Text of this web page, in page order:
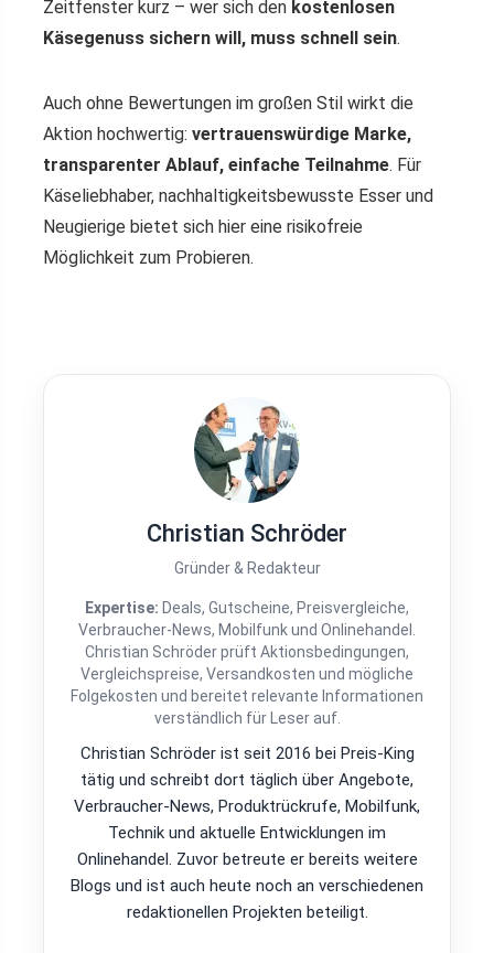
Zeitfenster kurz – wer sich den kostenlosen
Käsegenuss sichern will, muss schnell sein.
Auch ohne Bewertungen im großen Stil wirkt die
Aktion hochwertig: vertrauenswürdige Marke,
transparenter Ablauf, einfache Teilnahme. Für
Käseliebhaber, nachhaltigkeitsbewusste Esser und
Neugierige bietet sich hier eine risikofreie
Möglichkeit zum Probieren.
Christian Schröder
Gründer & Redakteur
Expertise: Deals, Gutscheine, Preisvergleiche,
Verbraucher-News, Mobilfunk und Onlinehandel.
Christian Schröder prüft Aktionsbedingungen,
Vergleichspreise, Versandkosten und mögliche
Folgekosten und bereitet relevante Informationen
verständlich für Leser auf.
Christian Schröder ist seit 2016 bei Preis-King
tätig und schreibt dort täglich über Angebote,
Verbraucher-News, Produktrückrufe, Mobilfunk,
Technik und aktuelle Entwicklungen im
Onlinehandel. Zuvor betreute er bereits weitere
Blogs und ist auch heute noch an verschiedenen
redaktionellen Projekten beteiligt.